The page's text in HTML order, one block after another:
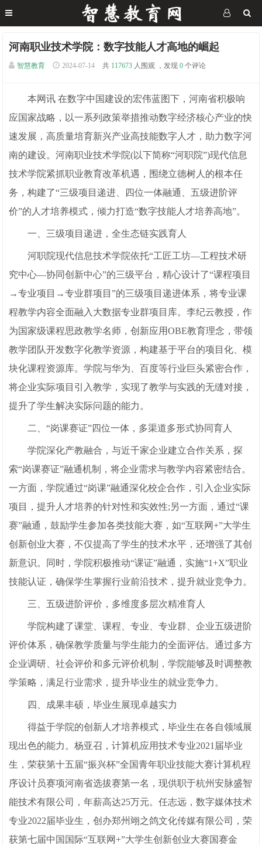
河南职业技术学院：数字技能人才高地的崛起
智慧教育 2024-07-14 共 117673 人围观 ，发现 0 个评论
本网讯 在数字中国建设的宏伟蓝图下，河南省积极响
应国家战略，以一系列政策举措推动数字经济核心产业的快
速发展，高质量培育新兴产业高技能数字人才，助力数字河
南的建设。河南职业技术学院(以下简称“河职院”)现代信息
技术学院紧抓职业教育改革机遇，围绕立德树人的根本任
务，构建了“三级项目递进、四位一体融通、五级进阶评
价”的人才培养模式，倾力打造“数字技能人才培养高地”。
一、三级项目递进，全生态链实践育人
河职院现代信息技术学院依托“工匠工坊—工程技术研
究中心—协同创新中心”的三级平台，精心设计了“课程项目
→专业项目→专业群项目”的三级项目递进体系，将专业课
程教学内容全面融入大数据专业群项目库。李纪云教授，作
为国家级课程思政教学名师，创新应用OBE教育理念，带领
教学团队开发数字化教学资源，构建基于平台的项目化、模
块化课程资源库。学院与华为、百度等行业巨头紧密合作，
将企业实际项目引入教学，实现了教学与实践的无缝对接，
提升了学生解决实际问题的能力。
二、“岗课赛证”四位一体，多渠道多形式协同育人
学院深化产教融合，与近千家企业建立合作关系，探
索“岗课赛证”融通机制，将企业需求与教学内容紧密结合。
一方面，学院通过“岗课”融通深化校企合作，引入企业实际
项目，提升人才培养的针对性和实效性;另一方面，通过“课
赛”融通，鼓励学生参加各类技能大赛，如“互联网+”大学生
创新创业大赛，不仅提高了学生的技术水平，还增强了其创
新意识。同时，学院积极推动“课证”融通，实施“1+X”职业
技能认证，确保学生掌握行业前沿技术，提升就业竞争力。
三、五级进阶评价，多维度多层次精准育人
学院构建了课堂、课程、专业、专业群、企业五级进阶
评价体系，确保教学质量与学生能力的全面评估。通过多方
企业调研、社会评价和多元评价机制，学院能够及时调整教
学策略，满足行业需求，提升毕业生的就业竞争力。
四、成果丰硕，毕业生展现卓越实力
得益于学院的创新人才培养模式，毕业生在各自领域展
现出色的能力。杨亚召，计算机应用技术专业2021届毕业
生，荣获第十五届“振兴杯”全国青年职业技能大赛计算机程
序设计员赛项河南省选拔赛第一名，现供职于杭州安脉盛智
能技术有限公司，年薪高达25万元。任志远，数字媒体技术
专业2022届毕业生，创办郑州翊之鸽文化传媒有限公司，荣
获第七届中国国际“互联网+”大学生创新创业大赛国赛金